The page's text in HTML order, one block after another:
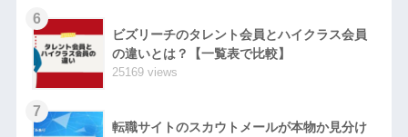
6
ビズリーチのタレント会員とハイクラス会員
の違いとは？【一覧表で比較】
25169 views
7
転職サイトのスカウトメールが本物か見分け